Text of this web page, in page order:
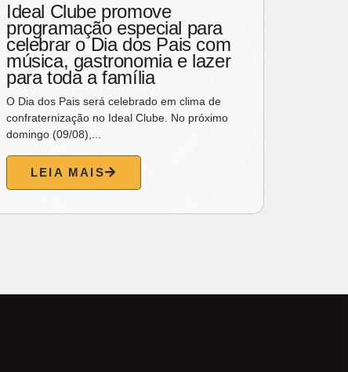
Ideal Clube promove
programação especial para
celebrar o Dia dos Pais com
música, gastronomia e lazer
para toda a família
O Dia dos Pais será celebrado em clima de
confraternização no Ideal Clube. No próximo
domingo (09/08),...
LEIA MAIS